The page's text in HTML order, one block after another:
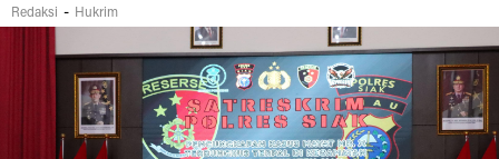
Redaksi - Hukrim